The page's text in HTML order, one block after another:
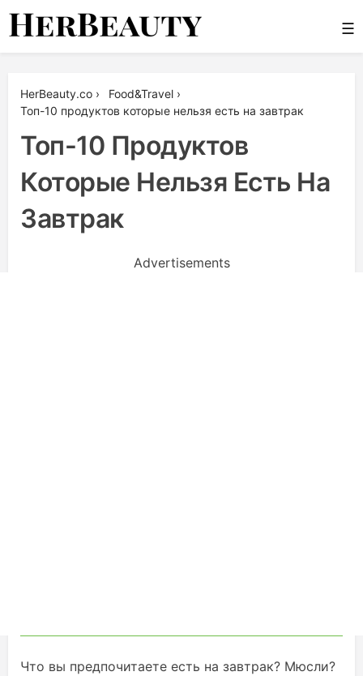
Skip
☰
HerBeauty.co › Food&Travel ›
Топ-10 продуктов которые нельзя есть на завтрак
Топ-10 Продуктов
Которые Нельзя Есть На
Завтрак
Advertisements
Что вы предпочитаете есть на завтрак? Мюсли?